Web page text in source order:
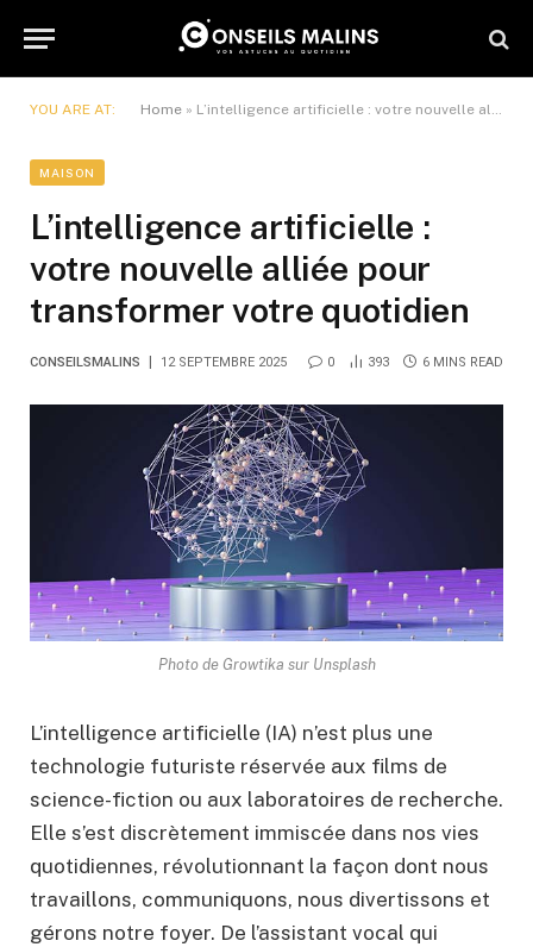
YOU ARE AT: Home » L’intelligence artificielle : votre nouvelle alliée pour transformer votre quotidien
MAISON
L’intelligence artificielle :
votre nouvelle alliée pour
transformer votre quotidien
CONSEILSMALINS 12 SEPTEMBRE 2025 0 393 6 MINS READ
Photo de Growtika sur Unsplash
L’intelligence artificielle (IA) n’est plus une
technologie futuriste réservée aux films de
science-fiction ou aux laboratoires de recherche.
Elle s’est discrètement immiscée dans nos vies
quotidiennes, révolutionnant la façon dont nous
travaillons, communiquons, nous divertissons et
gérons notre foyer. De l’assistant vocal qui